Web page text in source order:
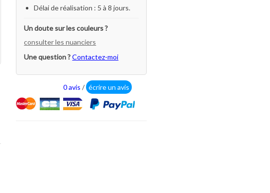
Délai de réalisation : 5 à 8 jours.
Un doute sur les couleurs ?
consulter les nuanciers
Une question ?Contactez-moi
0 avis / écrire un avis